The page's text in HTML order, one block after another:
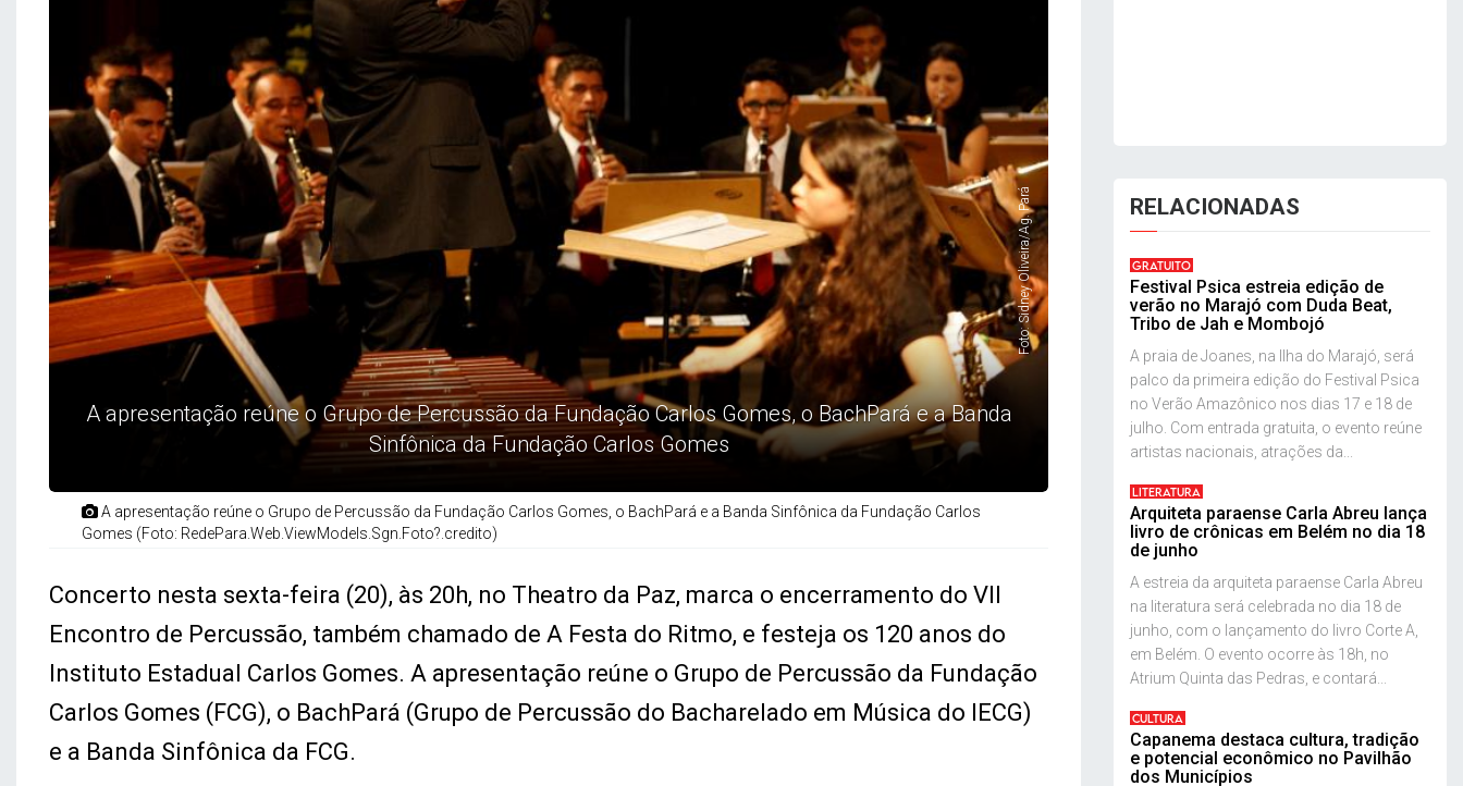
A apresentação reúne o Grupo de Percussão da Fundação Carlos Gomes, o BachPará e a Banda
Sinfônica da Fundação Carlos Gomes
Foto: Sidney Oliveira/Ag. Pará
A apresentação reúne o Grupo de Percussão da Fundação Carlos Gomes, o BachPará e a Banda Sinfônica da Fundação Carlos
Gomes (Foto: RedePara.Web.ViewModels.Sgn.Foto?.credito)
Concerto nesta sexta-feira (20), às 20h, no Theatro da Paz, marca o encerramento do VII
Encontro de Percussão, também chamado de A Festa do Ritmo, e festeja os 120 anos do
Instituto Estadual Carlos Gomes. A apresentação reúne o Grupo de Percussão da Fundação
Carlos Gomes (FCG), o BachPará (Grupo de Percussão do Bacharelado em Música do IECG)
e a Banda Sinfônica da FCG.
RELACIONADAS
GRATUITO
Festival Psica estreia edição de
verão no Marajó com Duda Beat,
Tribo de Jah e Mombojó
A praia de Joanes, na Ilha do Marajó, será
palco da primeira edição do Festival Psica
no Verão Amazônico nos dias 17 e 18 de
julho. Com entrada gratuita, o evento reúne
artistas nacionais, atrações da...
LITERATURA
Arquiteta paraense Carla Abreu lança
livro de crônicas em Belém no dia 18
de junho
A estreia da arquiteta paraense Carla Abreu
na literatura será celebrada no dia 18 de
junho, com o lançamento do livro Corte A,
em Belém. O evento ocorre às 18h, no
Atrium Quinta das Pedras, e contará...
CULTURA
Capanema destaca cultura, tradição
e potencial econômico no Pavilhão
dos Municípios